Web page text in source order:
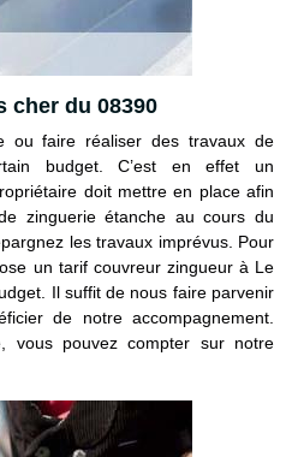
cher du 08390
ou faire réaliser des travaux de
budget. C’est en effet un
doit mettre en place afin
zinguerie étanche au cours du
les travaux imprévus. Pour
un tarif couvreur zingueur à Le
Il suffit de nous faire parvenir
de notre accompagnement.
vous pouvez compter sur notre